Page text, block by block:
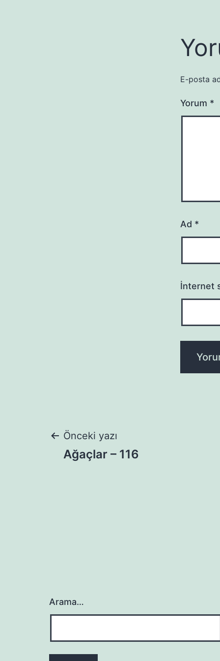
E-posta
Yorum *
Ad *
İnternet
Yazı
Önceki yazı
Ağaçlar – 116
Arama…